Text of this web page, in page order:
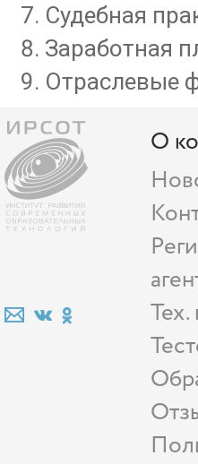
Судебная
Заработная
Отраслевые
О